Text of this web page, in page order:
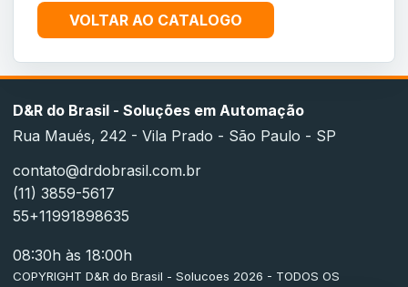
VOLTAR AO CATALOGO
D&R do Brasil - Soluções em Automação
Rua Maués, 242 - Vila Prado - São Paulo - SP
contato@drdobrasil.com.br
(11) 3859-5617
55+11991898635
08:30h às 18:00h
COPYRIGHT D&R do Brasil - Solucoes 2026 - TODOS OS